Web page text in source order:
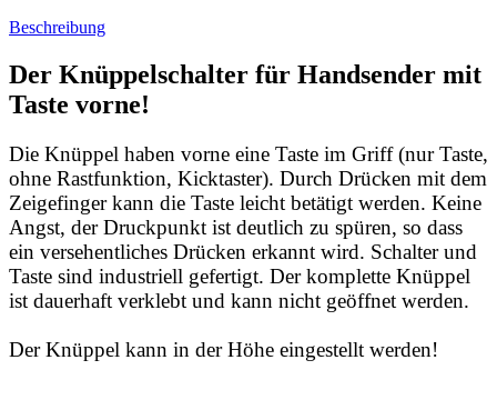
Beschreibung
Der Knüppelschalter für Handsender mit
Taste vorne!
Die Knüppel haben vorne eine Taste im Griff (nur Taste,
ohne Rastfunktion, Kicktaster). Durch Drücken mit dem
Zeigefinger kann die Taste leicht betätigt werden. Keine
Angst, der Druckpunkt ist deutlich zu spüren, so dass
ein versehentliches Drücken erkannt wird. Schalter und
Taste sind industriell gefertigt. Der komplette Knüppel
ist dauerhaft verklebt und kann nicht geöffnet werden.
Der Knüppel kann in der Höhe eingestellt werden!